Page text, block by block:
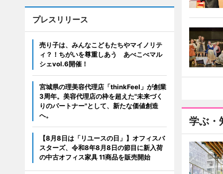
学ぶ・
プレスリリース
売り子は、みんなこどもたちやマイノリテ
ィ？！ちがいを尊重しあう あべこべマル
シェvol.6開催！
宮城県の理美容代理店「thinkFeel」が創業
3周年。美容代理店の枠を超えた"未来づく
りのパートナー"として、新たな価値創造
へ。
【8月8日は「リユースの日」】オフィスバ
スターズ、令和8年8月8日の節目に新入荷
の中古オフィス家具 11商品を販売開始